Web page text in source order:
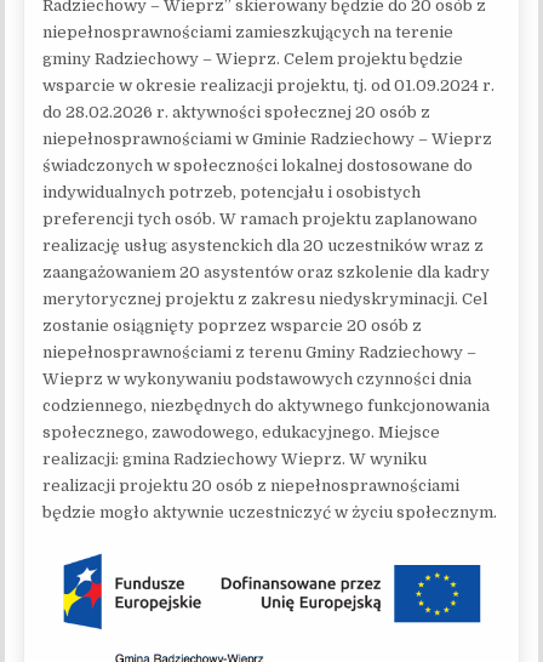
Radziechowy – Wieprz” skierowany będzie do 20 osób z
niepełnosprawnościami zamieszkujących na terenie
gminy Radziechowy – Wieprz. Celem projektu będzie
wsparcie w okresie realizacji projektu, tj. od 01.09.2024 r.
do 28.02.2026 r. aktywności społecznej 20 osób z
niepełnosprawnościami w Gminie Radziechowy – Wieprz
świadczonych w społeczności lokalnej dostosowane do
indywidualnych potrzeb, potencjału i osobistych
preferencji tych osób. W ramach projektu zaplanowano
realizację usług asystenckich dla 20 uczestników wraz z
zaangażowaniem 20 asystentów oraz szkolenie dla kadry
merytorycznej projektu z zakresu niedyskryminacji. Cel
zostanie osiągnięty poprzez wsparcie 20 osób z
niepełnosprawnościami z terenu Gminy Radziechowy –
Wieprz w wykonywaniu podstawowych czynności dnia
codziennego, niezbędnych do aktywnego funkcjonowania
społecznego, zawodowego, edukacyjnego. Miejsce
realizacji: gmina Radziechowy Wieprz. W wyniku
realizacji projektu 20 osób z niepełnosprawnościami
będzie mogło aktywnie uczestniczyć w życiu społecznym.